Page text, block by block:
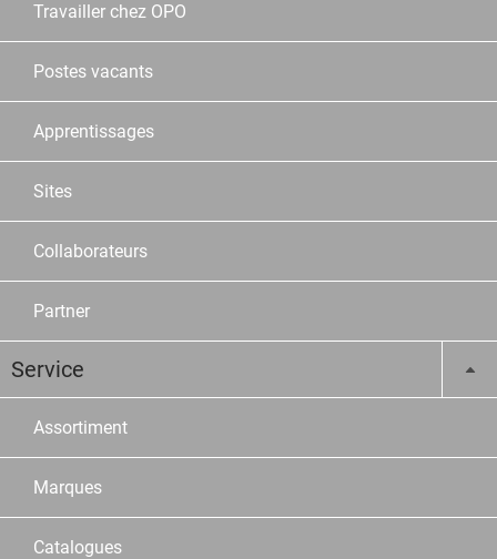
Travailler chez OPO
Postes vacants
Apprentissages
Sites
Collaborateurs
Partner
Service
Assortiment
Marques
Catalogues